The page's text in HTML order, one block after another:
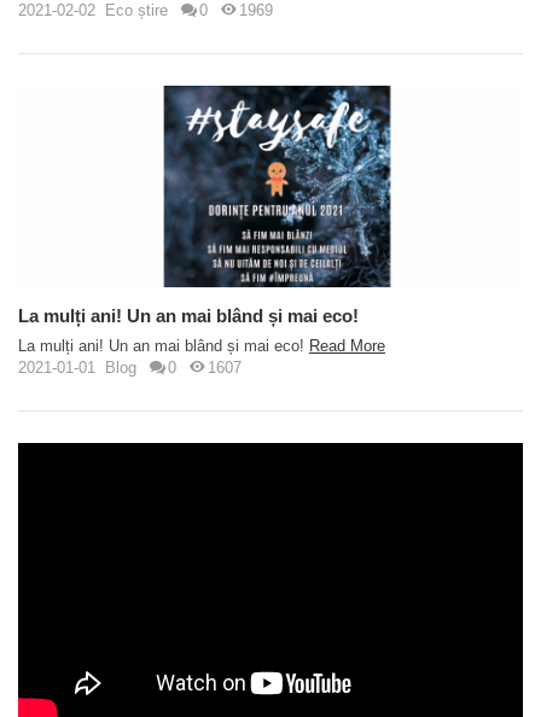
2021-02-02
Eco știre 0 1969
La mulți ani! Un an mai blând și mai eco!
La mulți ani! Un an mai blând și mai eco! Read More
2021-01-01
Blog 0 1607